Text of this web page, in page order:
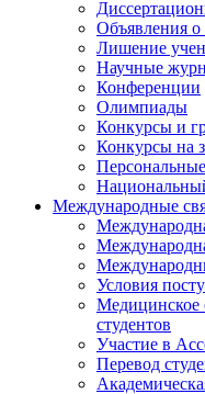
Объявления о
Лишение
Научные
Конференции
Олимпиады
Конкурсы и
Конкурсы на
Международные
Условия
Медицинское
студентов
Участие в
Перевод